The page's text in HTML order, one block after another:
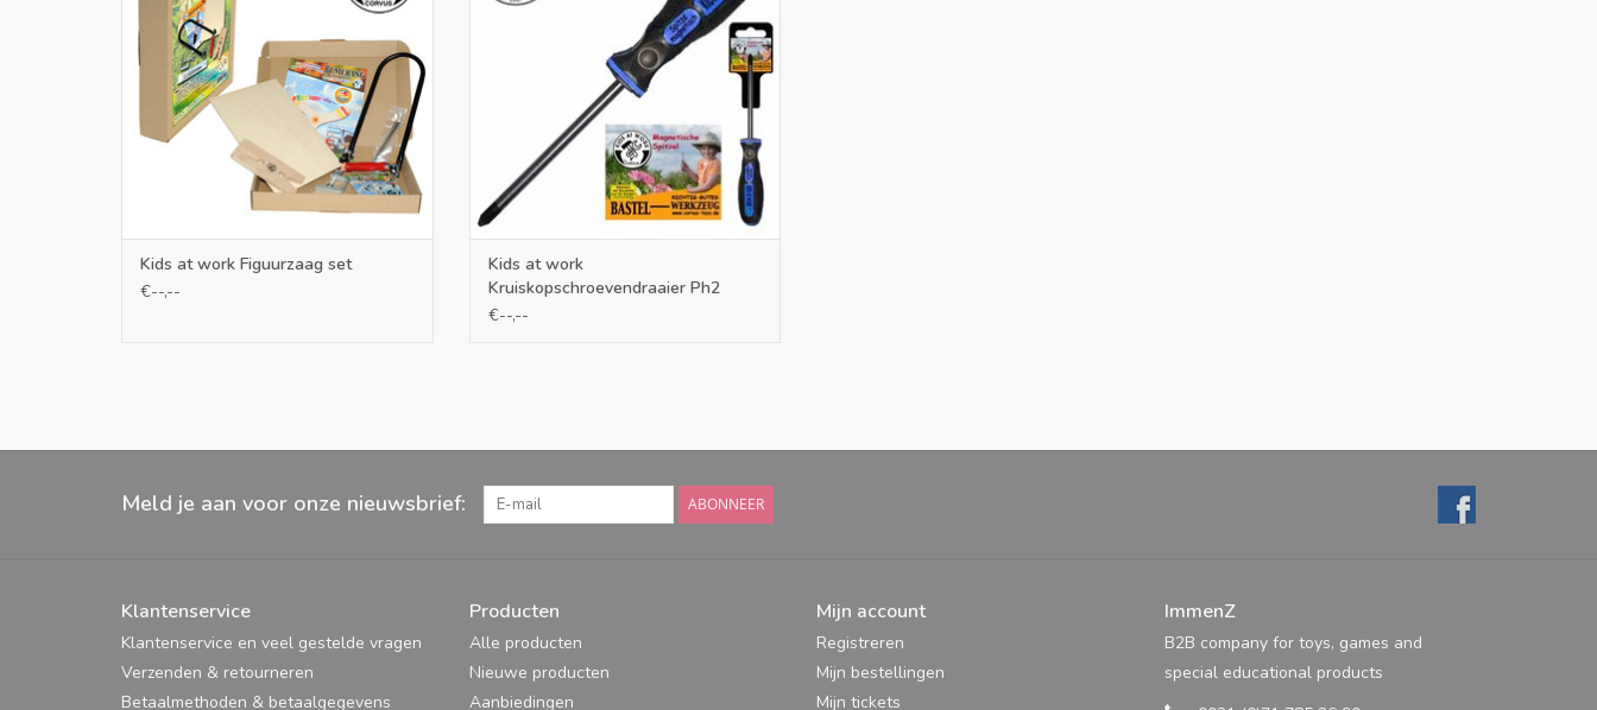
Kids at work Figuurzaag set
€--,--
Kids at work
Kruiskopschroevendraaier Ph2
€--,--
Meld je aan voor onze nieuwsbrief: ABONNEER
Klantenservice
Klantenservice en veel gestelde vragen
Verzenden & retourneren
Betaalmethoden & betaalgegevens
Producten
Alle producten
Nieuwe producten
Aanbiedingen
Mijn account
Registreren
Mijn bestellingen
Mijn tickets
ImmenZ
B2B company for toys, games and
special educational products